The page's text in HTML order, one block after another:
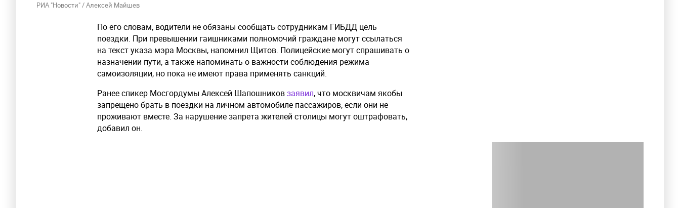
РИА "Новости" / Алексей Майшев
По его словам, водители не обязаны сообщать сотрудникам ГИБДД цель
поездки. При превышении гаишниками полномочий граждане могут ссылаться
на текст указа мэра Москвы, напомнил Щитов. Полицейские могут спрашивать о
назначении пути, а также напоминать о важности соблюдения режима
самоизоляции, но пока не имеют права применять санкций.
Ранее спикер Мосгордумы Алексей Шапошниковзаявил, что москвичам якобы
запрещено брать в поездки на личном автомобиле пассажиров, если они не
проживают вместе. За нарушение запрета жителей столицы могут оштрафовать,
добавил он.